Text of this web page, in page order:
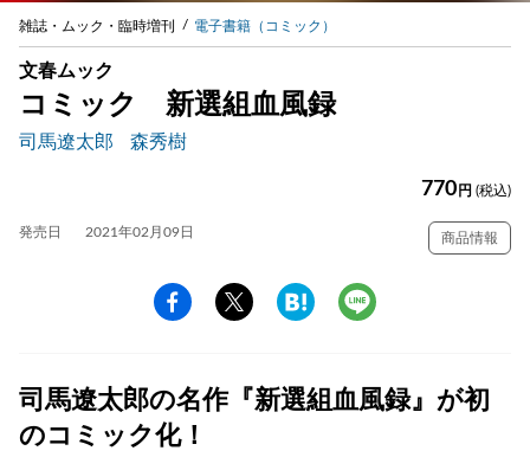
雑誌・ムック・臨時増刊 電子書籍（コミック）
文春ムック
コミック 新選組血風録
司馬遼太郎 森秀樹
770 円 (税込)
発売日 2021年02月09日 商品情報
司馬遼太郎の名作『新選組血風録』が初
のコミック化！